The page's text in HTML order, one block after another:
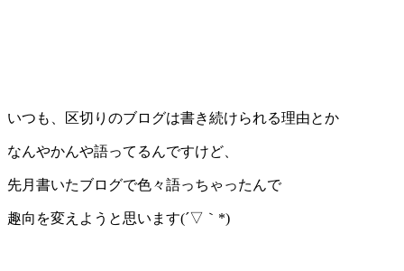
いつも、区切りのブログは書き続けられる理由とか
なんやかんや語ってるんですけど、
先月書いたブログで色々語っちゃったんで
趣向を変えようと思います(´▽｀*)